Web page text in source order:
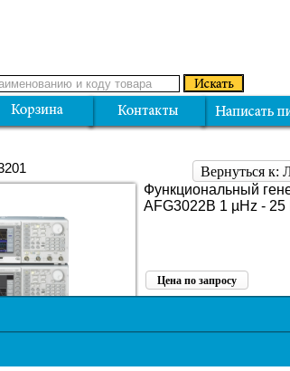
Вернуться к:
Функциональный
AFG3022B 1 µHz - 25
Цена по запросу